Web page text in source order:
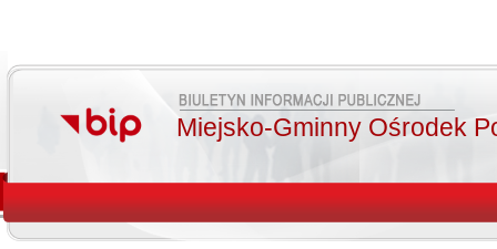
Miejsko-Gminny Ośrodek